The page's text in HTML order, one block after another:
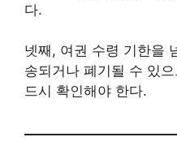
다.
넷째, 여권 수령 기한을
송되거나 폐기될 수 있
드시 확인해야 한다.